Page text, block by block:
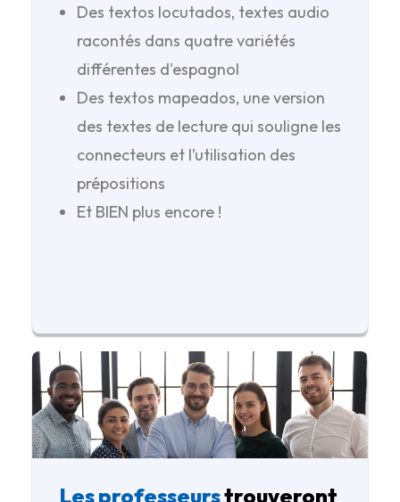
Des textos locutados, textes audio
racontés dans quatre variétés
différentes d'espagnol
Des textos mapeados, une version
des textes de lecture qui souligne les
connecteurs et l’utilisation des
prépositions
Et BIEN plus encore !
Les professeurstrouveront